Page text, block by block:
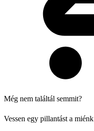
Még nem találtál semmit?
Vessen egy pillantást a miénk